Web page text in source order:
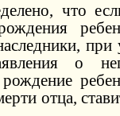
что
о
отца,